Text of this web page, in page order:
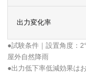
出力変化率
●試験条件｜設置角度：
屋外自然降雨
●出力低下率低減効果は